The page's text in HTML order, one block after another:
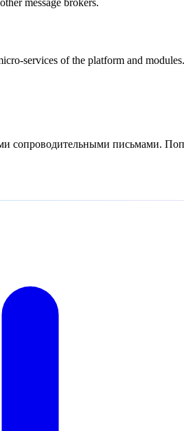
services of the platform and
сопроводительными письмами.